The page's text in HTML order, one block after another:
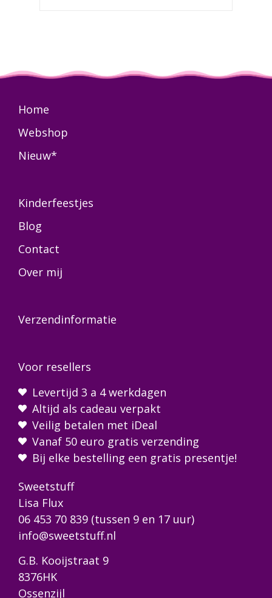
Home
Webshop
Nieuw*
Kinderfeestjes
Blog
Contact
Over mij
Verzendinformatie
Voor resellers
Levertijd 3 a 4 werkdagen
Altijd als cadeau verpakt
Veilig betalen met iDeal
Vanaf 50 euro gratis verzending
Bij elke bestelling een gratis presentje!
Sweetstuff
Lisa Flux
06 453 70 839 (tussen 9 en 17 uur)
info@sweetstuff.nl
G.B. Kooijstraat 9
8376HK
Ossenzijl